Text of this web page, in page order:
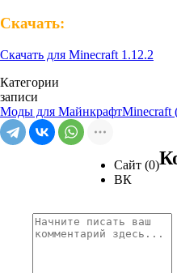
Скачать:
Скачать для Minecraft 1.12.2
Категории
записи
Моды для МайнкрафтMinecraft
Сайт (0)
ВК